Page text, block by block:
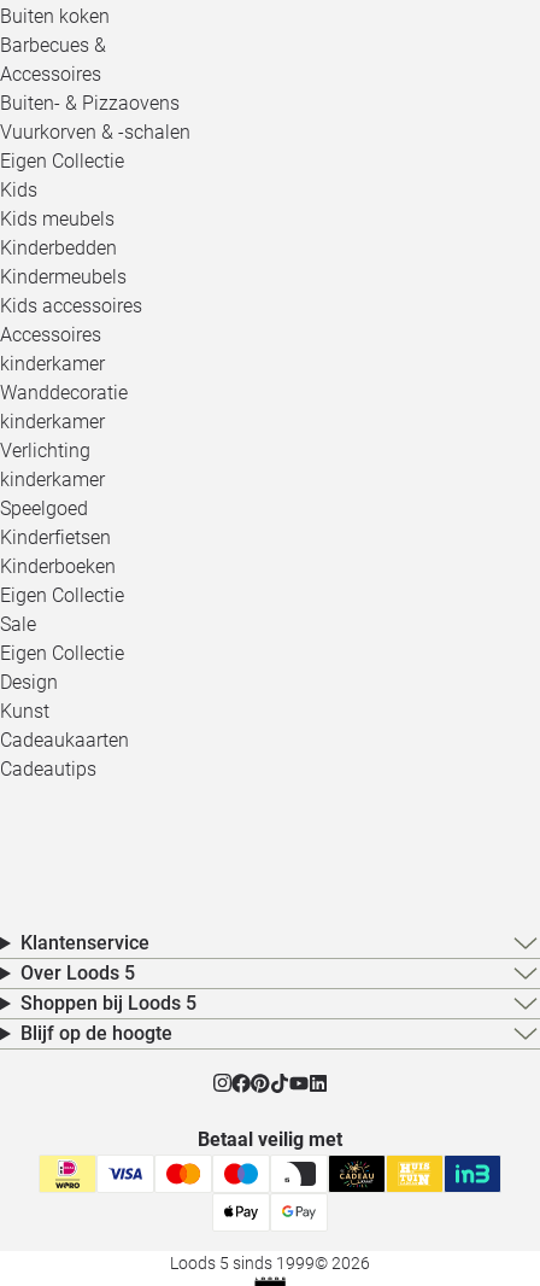
Buiten koken
Barbecues &
Accessoires
Buiten- & Pizzaovens
Vuurkorven & -schalen
Eigen Collectie
Kids
Kids meubels
Kinderbedden
Kindermeubels
Kids accessoires
Accessoires
kinderkamer
Wanddecoratie
kinderkamer
Verlichting
kinderkamer
Speelgoed
Kinderfietsen
Kinderboeken
Eigen Collectie
Sale
Eigen Collectie
Design
Kunst
Cadeaukaarten
Cadeautips
Klantenservice
Over Loods 5
Shoppen bij Loods 5
Blijf op de hoogte
Betaal veilig met
Loods 5 sinds 1999© 2026